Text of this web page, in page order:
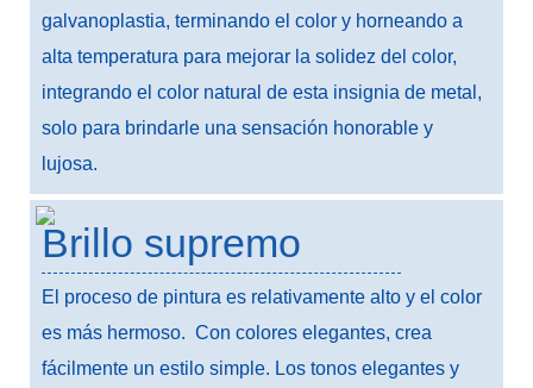
galvanoplastia, terminando el color y horneando a
alta temperatura para mejorar la solidez del color,
integrando el color natural de esta insignia de metal,
solo para brindarle una sensación honorable y
lujosa.
Brillo supremo
El proceso de pintura es relativamente alto y el color
es más hermoso. Con colores elegantes, crea
fácilmente un estilo simple. Los tonos elegantes y